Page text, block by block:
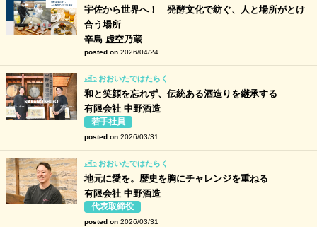
宇佐から世界へ！ 発酵文化で紡ぐ、人と場所がとけ
合う場所
辛島 虚空乃蔵
posted on 2026/04/24
おおいたではたらく
和と笑顔を忘れず、伝統ある酒造りを継承する
有限会社 中野酒造
若手社員
posted on 2026/03/31
おおいたではたらく
地元に愛を。歴史を胸にチャレンジを重ねる
有限会社 中野酒造
代表取締役
posted on 2026/03/31